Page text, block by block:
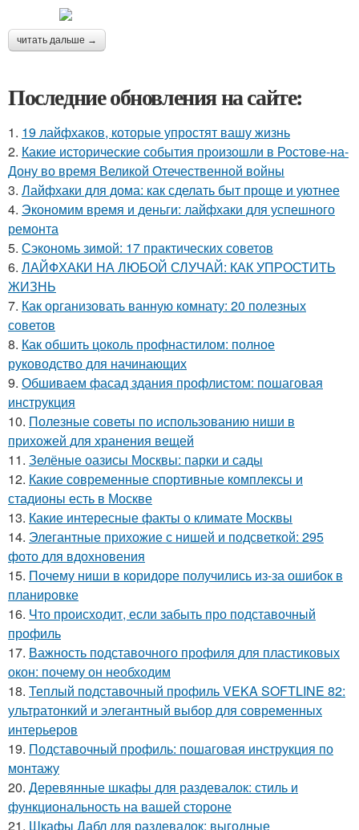
читать дальше →
Последние обновления на сайте:
1. 19 лайфхаков, которые упростят вашу жизнь
2. Какие исторические события произошли в Ростове-на-
Дону во время Великой Отечественной войны
3. Лайфхаки для дома: как сделать быт проще и уютнее
4. Экономим время и деньги: лайфхаки для успешного
ремонта
5. Сэкономь зимой: 17 практических советов
6. ЛАЙФХАКИ НА ЛЮБОЙ СЛУЧАЙ: КАК УПРОСТИТЬ
ЖИЗНЬ
7. Как организовать ванную комнату: 20 полезных
советов
8. Как обшить цоколь профнастилом: полное
руководство для начинающих
9. Обшиваем фасад здания профлистом: пошаговая
инструкция
10. Полезные советы по использованию ниши в
прихожей для хранения вещей
11. Зелёные оазисы Москвы: парки и сады
12. Какие современные спортивные комплексы и
стадионы есть в Москве
13. Какие интересные факты о климате Москвы
14. Элегантные прихожие с нишей и подсветкой: 295
фото для вдохновения
15. Почему ниши в коридоре получились из-за ошибок в
планировке
16. Что происходит, если забыть про подставочный
профиль
17. Важность подставочного профиля для пластиковых
окон: почему он необходим
18. Теплый подставочный профиль VEKA SOFTLINE 82:
ультратонкий и элегантный выбор для современных
интерьеров
19. Подставочный профиль: пошаговая инструкция по
монтажу
20. Деревянные шкафы для раздевалок: стиль и
функциональность на вашей стороне
21. Шкафы Дабл для раздевалок: выгодные